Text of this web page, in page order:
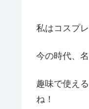
私はコスプ
今の時代、
趣味で使え
ね！